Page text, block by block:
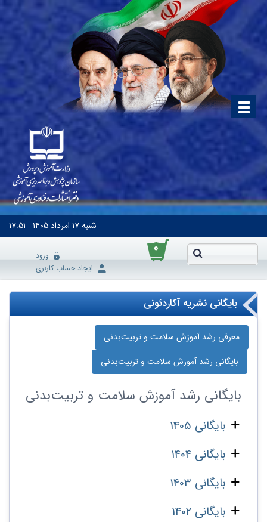
شنبه۱۷ اَمرداد ۱۴۰۵ ۱۷:۵۱
۰
ورود
ایجاد حساب کاربری
بایگانی نشریه آکاردئونی
معرفی رشد آموزش سلامت و تربیت‌بدنی
بایگانی رشد آموزش سلامت و تربیت‌بدنی
بایگانی رشد آموزش سلامت و تربیت‌بدنی
بایگانی 1405
بایگانی 1404
بایگانی 1403
بایگانی 1402